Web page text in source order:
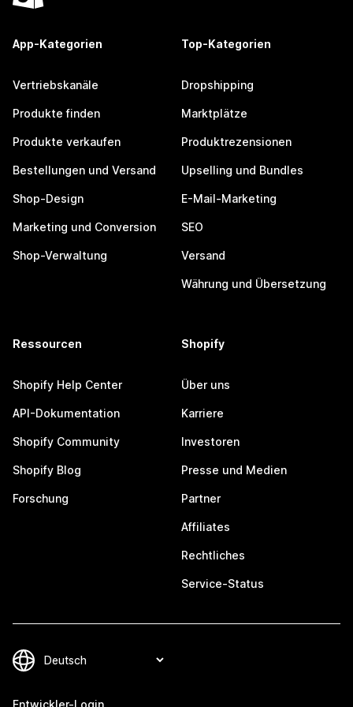
App-Kategorien
Vertriebskanäle
Produkte finden
Produkte verkaufen
Bestellungen und Versand
Shop-Design
Marketing und Conversion
Shop-Verwaltung
Top-Kategorien
Dropshipping
Marktplätze
Produktrezensionen
Upselling und Bundles
E-Mail-Marketing
SEO
Versand
Währung und Übersetzung
Ressourcen
Shopify Help Center
API-Dokumentation
Shopify Community
Shopify Blog
Forschung
Shopify
Über uns
Karriere
Investoren
Presse und Medien
Partner
Affiliates
Rechtliches
Service-Status